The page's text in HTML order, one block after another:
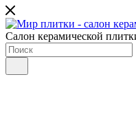
Салон керамической